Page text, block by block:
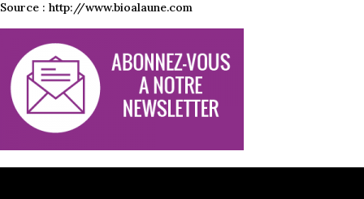
Source : http://www.bioalaune.com